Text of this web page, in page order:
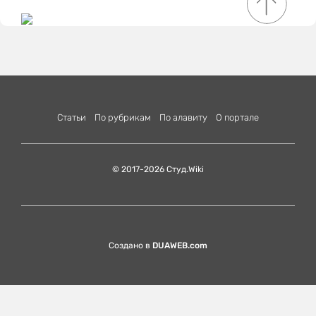
Статьи По рубрикам По алавиту О портале
© 2017-2026 Студ.Wiki
Создано в DUAWEB.com